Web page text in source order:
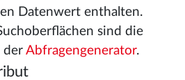
Datenwert enthalten.
sind die
der Abfragengenerator.